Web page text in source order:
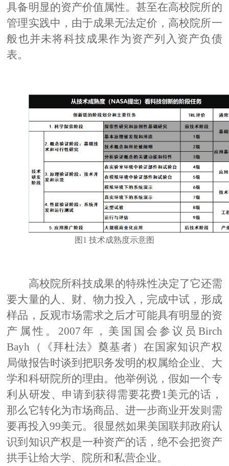
具备明显的资产价值属性。甚至在高校院所的
管理实践中，由于成果无法定价，高校院所一
般也并未将科技成果作为资产列入资产负债
表。
图 1 技术成熟度示意图
高校院所科技成果的特殊性决定了它还需
要大量的人、财、物力投入 ， 完成中试 ， 形成
样品 ， 反观市场需求之后才可能具有明显的资
产属性。 2007 年，美国国会参议员 Birch
Bayh （《拜杜法》奠基者）在国家知识产权
局做报告时谈到把职务发明的权属给企业、大
学和科研院所的理由。他举例说，假如一个专
利从研发、申请到获得需要花费1美元的话，
那么它转化为市场商品、进一步商业开发则需
要再投入99美元。 很显然如果美国联邦政府认
识到知识产权是一种资产的话，绝不会把资产
拱手让给大学、院所和私营企业。